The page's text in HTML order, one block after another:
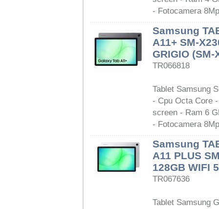
- Fotocamera
Samsung
A11+ SM-
GRIGIO (SM-
TR066818
Tablet Samsung
- Cpu Octa Core
screen - Ram 6
- Fotocamera
Samsung
A11 PLUS
128GB WIFI
TR067636
Tablet Samsung